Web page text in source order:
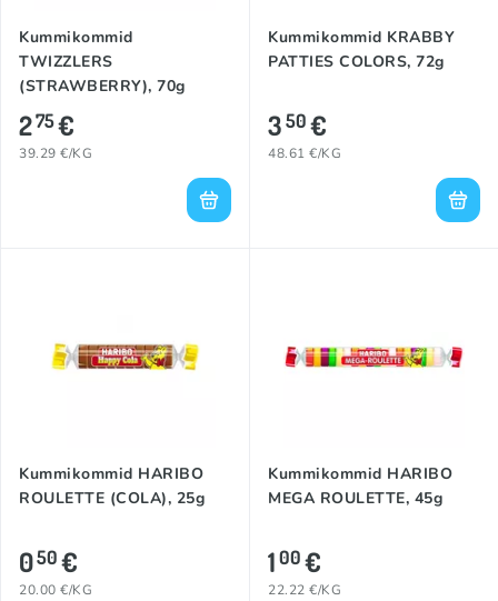
Kummikommid
TWIZZLERS
(STRAWBERRY), 70g
275€
39.29 €/KG
Kummikommid KRABBY
PATTIES COLORS, 72g
350€
48.61 €/KG
Kummikommid HARIBO
ROULETTE (COLA), 25g
050€
20.00 €/KG
Kummikommid HARIBO
MEGA ROULETTE, 45g
100€
22.22 €/KG